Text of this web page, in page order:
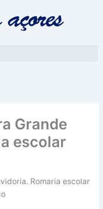
Grande
escolar
Romaria escolar